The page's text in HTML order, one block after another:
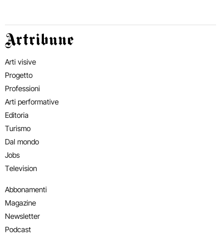
Artribune
Arti visive
Progetto
Professioni
Arti performative
Editoria
Turismo
Dal mondo
Jobs
Television
Abbonamenti
Magazine
Newsletter
Podcast